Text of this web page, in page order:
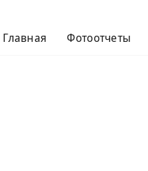
Главная
Фотоотчеты